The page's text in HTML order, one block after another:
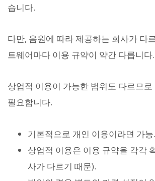
습니다.
다만, 음원에 따라 제공하는 회사가 다
트웨어마다 이용 규약이 약간 다릅니다.
상업적 이용이 가능한 범위도 다르므
필요합니다.
기본적으로 개인 이용이라면 가능.
상업적 이용은 이용 규약을 각각
사가 다르기 때문).